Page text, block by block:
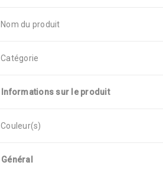
Nom du produit
Catégorie
Informations sur le produit
Couleur(s)
Général